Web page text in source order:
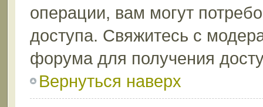
операции, вам могут
доступа. Свяжитесь с
форума для получения
Вернуться наверх